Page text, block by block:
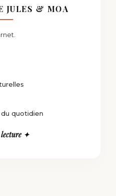
JULES & MOA
quotidien
lecture ✦